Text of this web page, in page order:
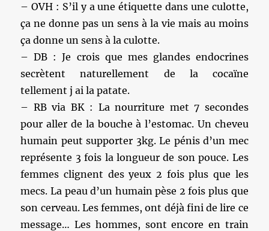
– OVH : S’il y a une étiquette dans une culotte,
ça ne donne pas un sens à la vie mais au moins
ça donne un sens à la culotte.
– DB : Je crois que mes glandes endocrines
secrètent naturellement de la cocaïne
tellement j ai la patate.
– RB via BK : La nourriture met 7 secondes
pour aller de la bouche à l’estomac. Un cheveu
humain peut supporter 3kg. Le pénis d’un mec
représente 3 fois la longueur de son pouce. Les
femmes clignent des yeux 2 fois plus que les
mecs. La peau d’un humain pèse 2 fois plus que
son cerveau. Les femmes, ont déjà fini de lire ce
message… Les hommes, sont encore en train